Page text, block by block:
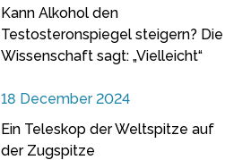
Kann Alkohol den
Testosteronspiegel steigern? Die
Wissenschaft sagt: „Vielleicht“
18 December 2024
Ein Teleskop der Weltspitze auf
der Zugspitze